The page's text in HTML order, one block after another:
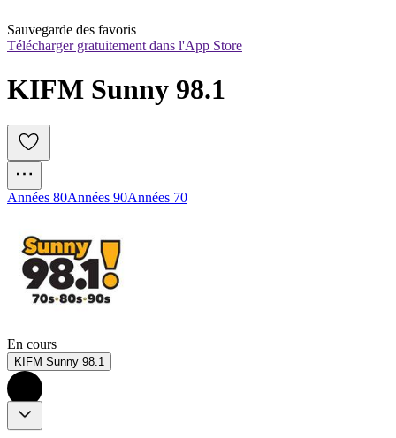
Sauvegarde des favoris
Télécharger gratuitement dans l'App Store
KIFM Sunny 98.1
Années 80Années 90Années 70
En cours
KIFM Sunny 98.1